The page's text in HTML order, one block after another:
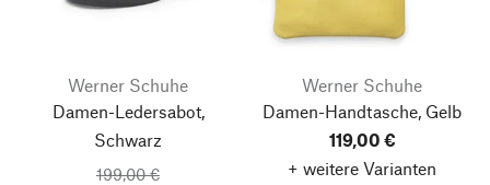
Werner Schuhe
Damen-Ledersabot,
Schwarz
199,00 €
Werner Schuhe
Damen-Handtasche, Gelb
119,00 €
+ weitere Varianten